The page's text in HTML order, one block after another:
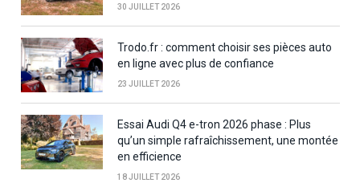
30 JUILLET 2026
Trodo.fr : comment choisir ses pièces auto
en ligne avec plus de confiance
23 JUILLET 2026
Essai Audi Q4 e-tron 2026 phase : Plus
qu’un simple rafraîchissement, une montée
en efficience
18 JUILLET 2026